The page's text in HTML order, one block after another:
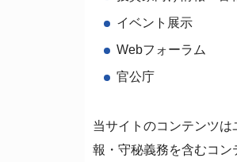
イベント展示
Webフォーラム
官公庁
当サイトのコンテンツ
報・守秘義務を含むコン